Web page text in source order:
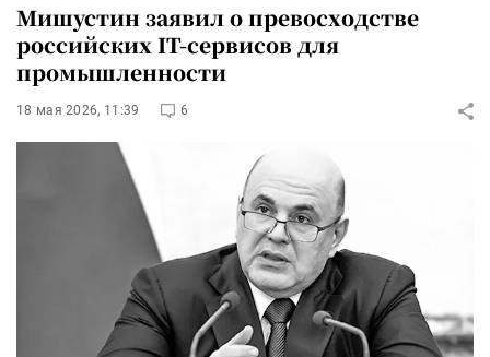
Мишустин заявил о превосходстве
российских IT-сервисов для
промышленности
18 мая 2026, 11:39 6